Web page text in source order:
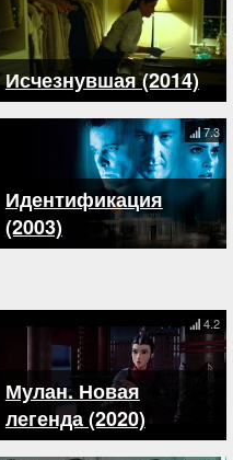
Исчезнувшая (2014)
Идентификация
(2003)
7.3
Мулан. Новая
легенда (2020)
4.2